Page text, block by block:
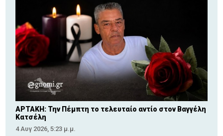
ΑΡΤΑΚΗ: Την Πέμπτη το τελευταίο αντίο στον Βαγγέλη
Κατσέλη
4 Αυγ 2026, 5:23 μ.μ.